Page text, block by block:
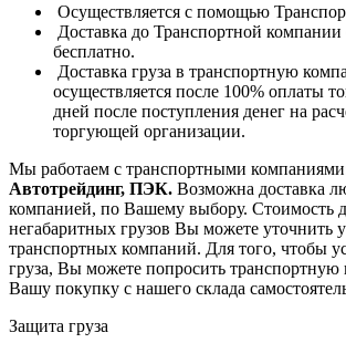
Осуществляется с помощью
Доставка до Транспортной компании
бесплатно.
Доставка груза в транспортную
осуществляется после 100% оплаты
дней после поступления денег на
торгующей организации.
Мы работаем с транспортными
Автотрейдинг, ПЭК. Возможна доставка
компанией, по Вашему выбору. Стоимость
негабаритных грузов Вы можете уточнить
транспортных компаний. Для того, чтобы
груза, Вы можете попросить транспортную
Вашу покупку с нашего склада
Защита груза